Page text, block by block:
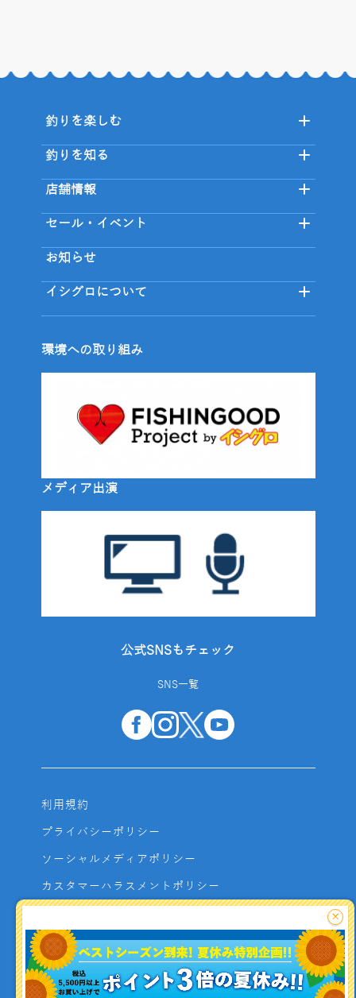
釣りを楽しむ
釣りを知る
店舗情報
セール・イベント
お知らせ
イシグロについて
環境への取り組み
メディア出演
公式SNSもチェック
SNS一覧
利用規約
プライバシーポリシー
ソーシャルメディアポリシー
カスタマーハラスメントポリシー
よくあるご質問
お問い合わせ
利用者資金の保全方法
×